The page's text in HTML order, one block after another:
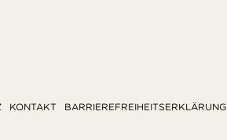
KONTAKT BARRIEREFREIHEITSERKLÄRUNG